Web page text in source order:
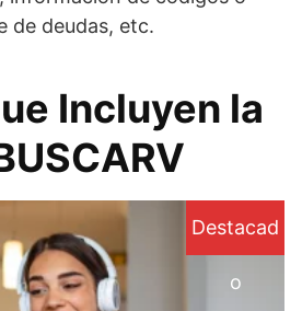
de deudas, etc.
Incluyen la
Destacad
o